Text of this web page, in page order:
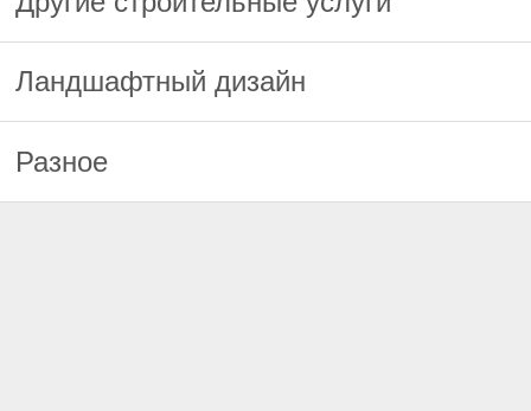
Ландшафтный дизайн
Разное